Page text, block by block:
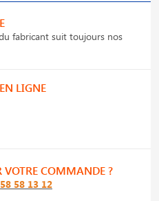
fabricant suit toujours nos
LIGNE
VOTRE COMMANDE ?
58 58 13 12